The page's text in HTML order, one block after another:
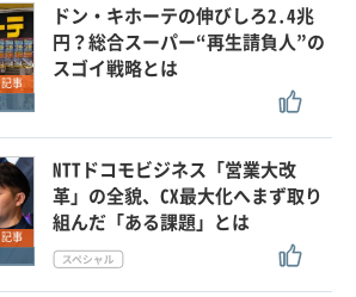
記事
ドン・キホーテの伸びしろ2.4兆
円？総合スーパー“再生請負人”の
スゴイ戦略とは
記事
NTTドコモビジネス「営業大改
革」の全貌、CX最大化へまず取り
組んだ「ある課題」とは